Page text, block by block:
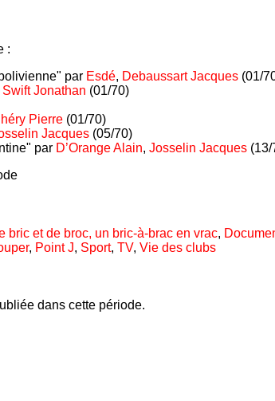
:
par Esdé, Debaussart Jacques (01/
Swift Jonathan (01/70)
Pierre (01/70)
Jacques (05/70)
par D’Orange Alain, Josselin Jacques (13/
bric et de broc, un bric-à-brac en vrac,
, Point J, Sport, TV, Vie des clubs
dans cette période.